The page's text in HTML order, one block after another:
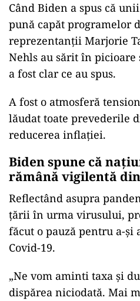
Când Biden a spus că
pună capăt programelor
reprezentanţii Marjorie
Nehls au sărit în
a fost clar ce au spus.
A fost o atmosferă
lăudat toate prevederile
reducerea inflaţiei.
Biden spune că
rămână vigilentă din
Reflectând asupra
ţării în urma virusului,
făcut o pauză pentru a-
Covid-19.
„Ne vom aminti taxa şi
dispărea niciodată. Mai